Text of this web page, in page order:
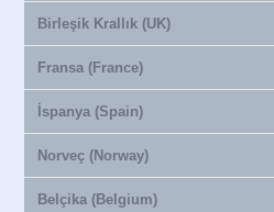
Birleşik Krallık (UK)
Fransa (France)
İspanya (Spain)
Norveç (Norway)
Belçika (Belgium)